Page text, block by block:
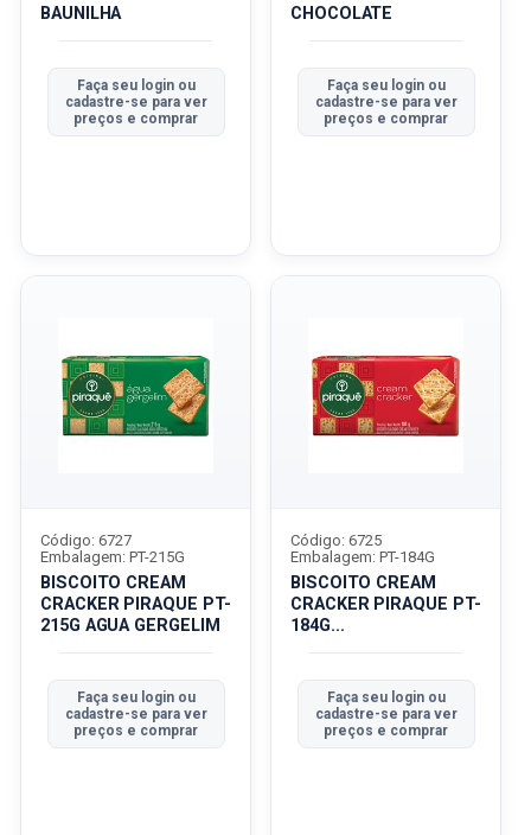
BAUNILHA
Faça seu login ou
cadastre-se para ver
preços e comprar
CHOCOLATE
Faça seu login ou
cadastre-se para ver
preços e comprar
BISCOITO CREAM
CRACKER PIRAQUE PT-
215G AGUA GERGELIM
Código: 6727
Embalagem: PT-215G
Faça seu login ou
cadastre-se para ver
preços e comprar
BISCOITO CREAM
CRACKER PIRAQUE PT-
184G
Código: 6725
Embalagem: PT-184G
Faça seu login ou
cadastre-se para ver
preços e comprar